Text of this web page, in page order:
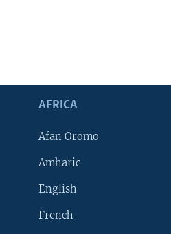
AFRICA
Afan Oromo
Amharic
English
French